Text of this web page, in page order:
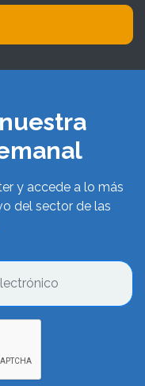
y accede a lo más
del sector de las